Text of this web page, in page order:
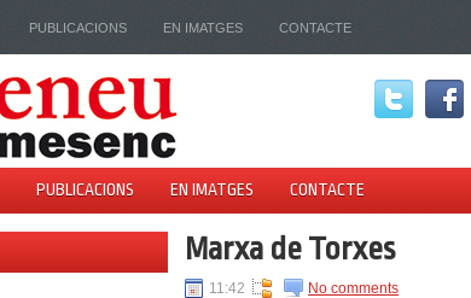
PUBLICACIONS EN IMATGES CONTACTE
PUBLICACIONS EN IMATGES CONTACTE
Marxa de Torxes
11:42 No comments